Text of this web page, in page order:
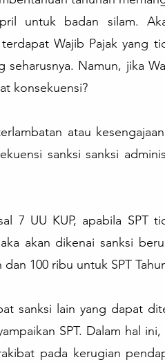
untuk badan silam.
Wajib Pajak yang
seharusnya. Namun, jika
konsekuensi?
atau
sanksi sanksi
7 UU KUP, apabila SPT
akan dikenai sanksi
dan 100 ribu untuk SPT
sanksi lain yang dapat
SPT. Dalam hal
pada kerugian